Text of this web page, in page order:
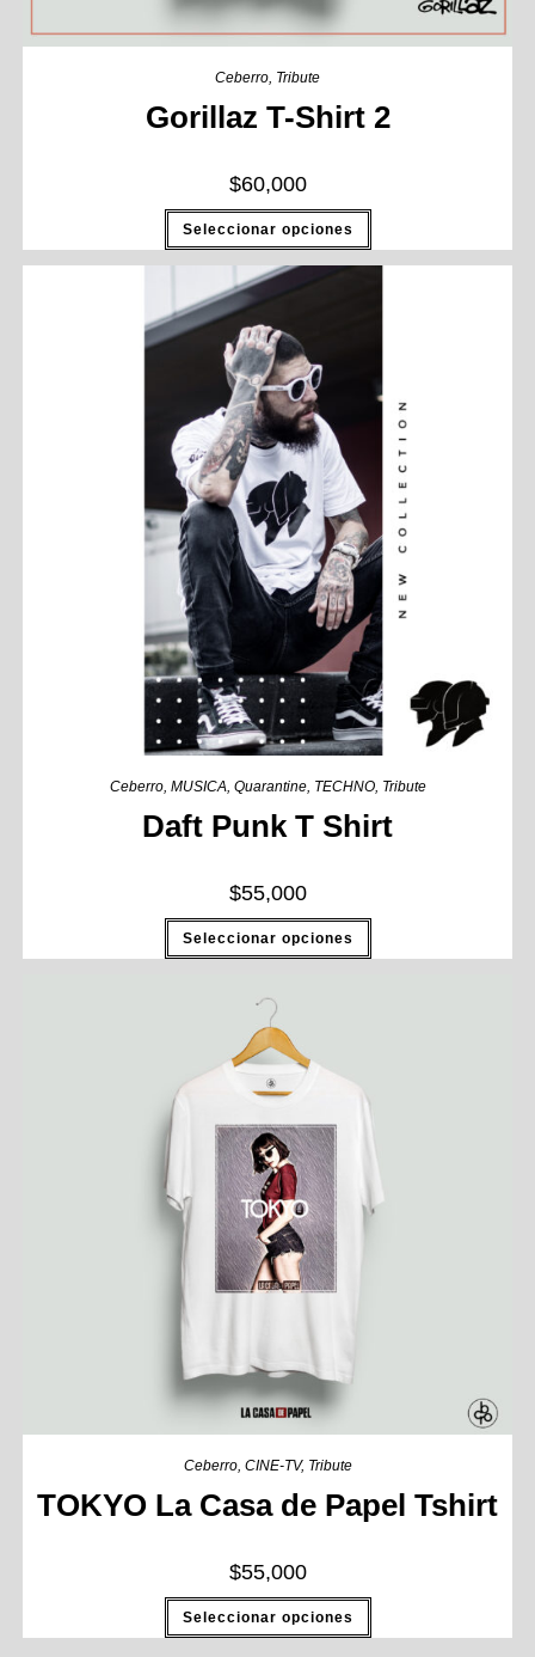
Ceberro, Tribute
Gorillaz T-Shirt 2
$60,000
Seleccionar opciones
Ceberro, MUSICA, Quarantine, TECHNO, Tribute
Daft Punk T Shirt
$55,000
Seleccionar opciones
Ceberro, CINE-TV, Tribute
TOKYO La Casa de Papel Tshirt
$55,000
Seleccionar opciones